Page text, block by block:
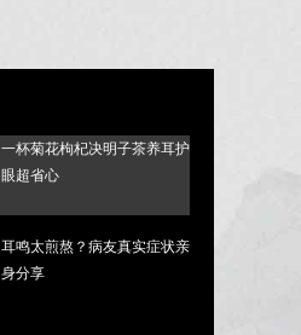
一杯菊花枸杞决明子茶养耳护
眼超省心
耳鸣太煎熬？病友真实症状亲
身分享